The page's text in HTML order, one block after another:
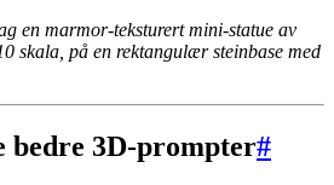
en marmor-teksturert mini-statue av
skala, på en rektangulær steinbase med
bedre 3D-prompter#